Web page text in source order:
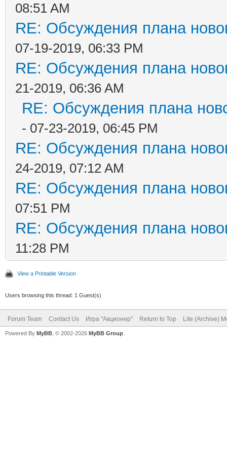
08:51 AM
RE: Обсуждения плана
07-19-2019, 06:33 PM
RE: Обсуждения плана
21-2019, 06:36 AM
RE: Обсуждения плана
- 07-23-2019, 06:45 PM
RE: Обсуждения плана
24-2019, 07:12 AM
RE: Обсуждения плана
07:51 PM
RE: Обсуждения плана
11:28 PM
View a Printable Version
Users browsing this thread: 1 Guest(s)
Forum Team Contact Us Игра "Акционер" Return to Top Lite (Archive)
Powered By MyBB , © 2002-2026 MyBB Group